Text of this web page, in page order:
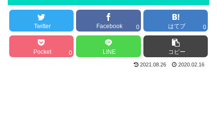
Twitter Facebook 0 はてブ 0
Pocket 0 LINE コピー
2021.08.26 2020.02.16